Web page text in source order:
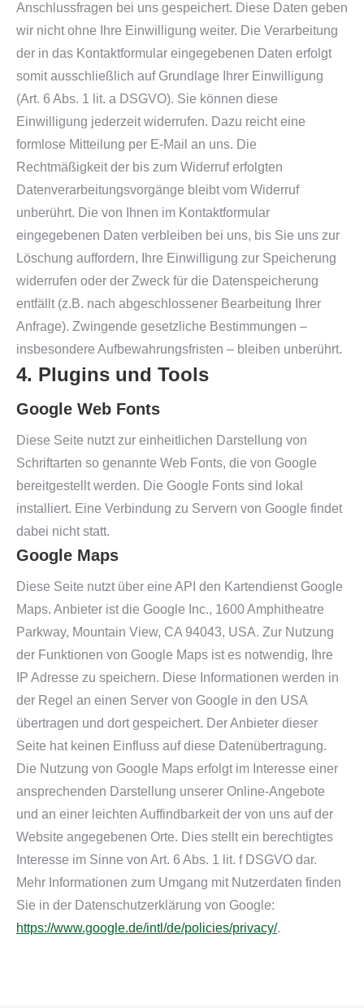
Anschlussfragen bei uns gespeichert. Diese Daten geben
wir nicht ohne Ihre Einwilligung weiter. Die Verarbeitung
der in das Kontaktformular eingegebenen Daten erfolgt
somit ausschließlich auf Grundlage Ihrer Einwilligung
(Art. 6 Abs. 1 lit. a DSGVO). Sie können diese
Einwilligung jederzeit widerrufen. Dazu reicht eine
formlose Mitteilung per E-Mail an uns. Die
Rechtmäßigkeit der bis zum Widerruf erfolgten
Datenverarbeitungsvorgänge bleibt vom Widerruf
unberührt. Die von Ihnen im Kontaktformular
eingegebenen Daten verbleiben bei uns, bis Sie uns zur
Löschung auffordern, Ihre Einwilligung zur Speicherung
widerrufen oder der Zweck für die Datenspeicherung
entfällt (z.B. nach abgeschlossener Bearbeitung Ihrer
Anfrage). Zwingende gesetzliche Bestimmungen –
insbesondere Aufbewahrungsfristen – bleiben unberührt.
4. Plugins und Tools
Google Web Fonts
Diese Seite nutzt zur einheitlichen Darstellung von
Schriftarten so genannte Web Fonts, die von Google
bereitgestellt werden. Die Google Fonts sind lokal
installiert. Eine Verbindung zu Servern von Google findet
dabei nicht statt.
Google Maps
Diese Seite nutzt über eine API den Kartendienst Google
Maps. Anbieter ist die Google Inc., 1600 Amphitheatre
Parkway, Mountain View, CA 94043, USA. Zur Nutzung
der Funktionen von Google Maps ist es notwendig, Ihre
IP Adresse zu speichern. Diese Informationen werden in
der Regel an einen Server von Google in den USA
übertragen und dort gespeichert. Der Anbieter dieser
Seite hat keinen Einfluss auf diese Datenübertragung.
Die Nutzung von Google Maps erfolgt im Interesse einer
ansprechenden Darstellung unserer Online-Angebote
und an einer leichten Auffindbarkeit der von uns auf der
Website angegebenen Orte. Dies stellt ein berechtigtes
Interesse im Sinne von Art. 6 Abs. 1 lit. f DSGVO dar.
Mehr Informationen zum Umgang mit Nutzerdaten finden
Sie in der Datenschutzerklärung von Google:
https://www.google.de/intl/de/policies/privacy/.